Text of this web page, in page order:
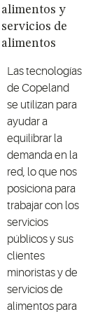
alimentos y
servicios de
alimentos
Las tecnologías
de Copeland
se utilizan para
ayudar a
equilibrar la
demanda en la
red, lo que nos
posiciona para
trabajar con los
servicios
públicos y sus
clientes
minoristas y de
servicios de
alimentos para